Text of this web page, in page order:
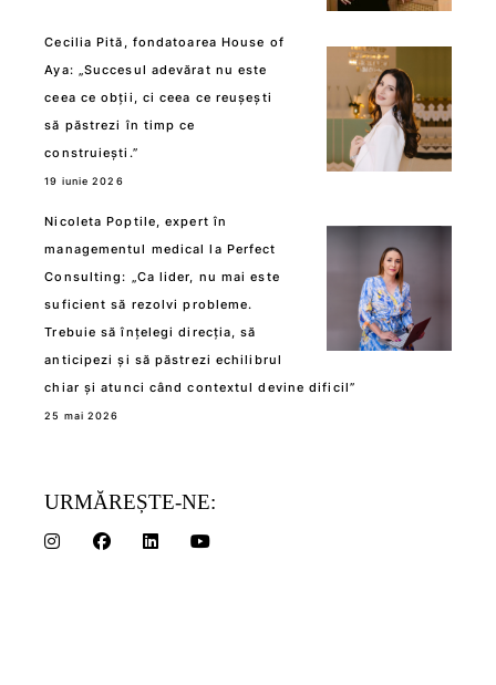
Cecilia Pită, fondatoarea House of
Aya: „Succesul adevărat nu este
ceea ce obții, ci ceea ce reușești
să păstrezi în timp ce
construiești.”
19 iunie 2026
Nicoleta Poptile, expert în
managementul medical la Perfect
Consulting: „Ca lider, nu mai este
suficient să rezolvi probleme.
Trebuie să înțelegi direcția, să
anticipezi și să păstrezi echilibrul
chiar și atunci când contextul devine dificil”
25 mai 2026
URMĂREȘTE-NE: